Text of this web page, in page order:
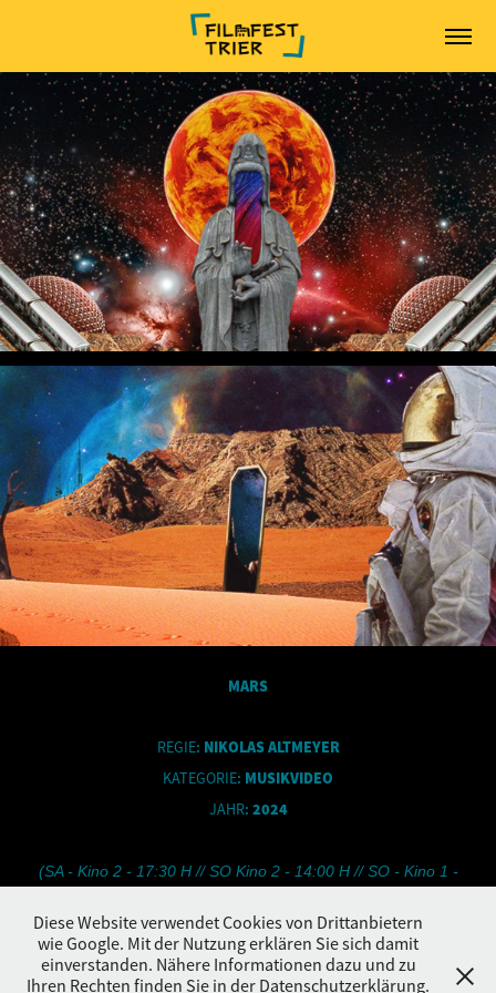
MARS
REGIE: NIKOLAS ALTMEYER
KATEGORIE: MUSIKVIDEO
JAHR: 2024
(SA - Kino 2 - 17:30 H // SO Kino 2 - 14:00 H // SO - Kino 1 -
Diese Website verwendet Cookies von Drittanbietern
wie Google. Mit der Nutzung erklären Sie sich damit
einverstanden. Nähere Informationen dazu und zu
Ihren Rechten finden Sie in der Datenschutzerklärung.